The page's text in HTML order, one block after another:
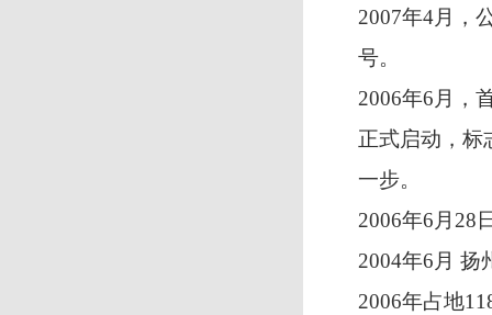
2007年4月，
号。
2006年6月，
正式启动，标
一步。
2006年6月28
2004年6月 扬
2006年占地